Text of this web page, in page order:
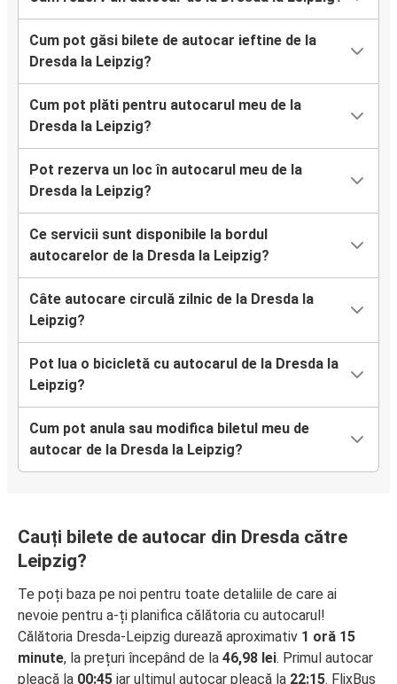
Cum pot găsi bilete de autocar ieftine de la
Dresda la Leipzig?
Cum pot plăti pentru autocarul meu de la
Dresda la Leipzig?
Pot rezerva un loc în autocarul meu de la
Dresda la Leipzig?
Ce servicii sunt disponibile la bordul
autocarelor de la Dresda la Leipzig?
Câte autocare circulă zilnic de la Dresda la
Leipzig?
Pot lua o bicicletă cu autocarul de la Dresda la
Leipzig?
Cum pot anula sau modifica biletul meu de
autocar de la Dresda la Leipzig?
Cauți bilete de autocar din Dresda către
Leipzig?
Te poți baza pe noi pentru toate detaliile de care ai
nevoie pentru a-ți planifica călătoria cu autocarul!
Călătoria Dresda-Leipzig durează aproximativ 1 oră 15
minute, la prețuri începând de la 46,98 lei. Primul autocar
pleacă la 00:45 iar ultimul autocar pleacă la 22:15. FlixBus